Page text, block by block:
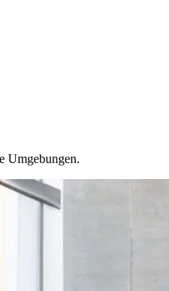
Umgebungen.